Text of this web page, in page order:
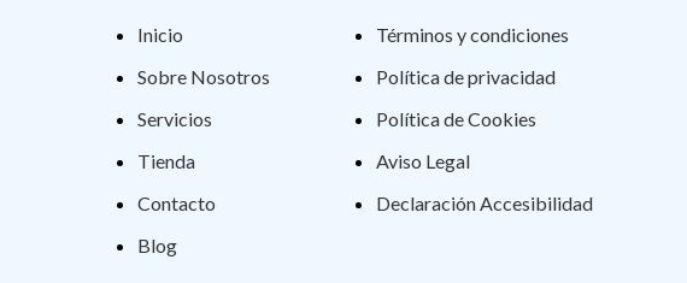
Inicio
Sobre Nosotros
Servicios
Tienda
Contacto
Blog
Términos y condiciones
Política de privacidad
Política de Cookies
Aviso Legal
Declaración Accesibilidad